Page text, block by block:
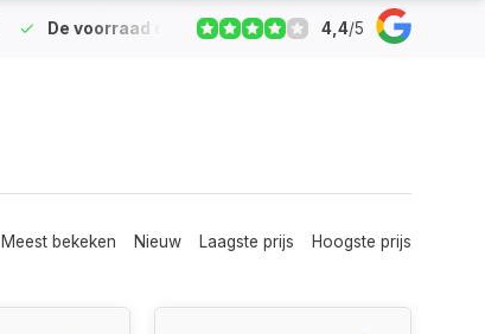
De voorraad die aangegeven staat is ook echt op
4,4/5
Meest bekeken Nieuw Laagste prijs Hoogste prijs